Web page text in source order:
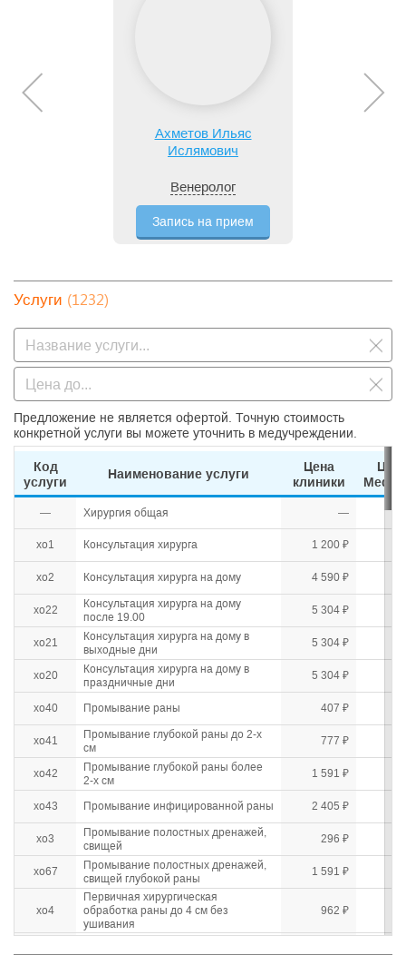
Ахметов Ильяс
Ислямович
Венеролог
Запись на прием
Услуги (1232)
Предложение не является офертой. Точную стоимость
конкретной услуги вы можете уточнить в медучреждении.
Код
услуги
Наименование услуги
Цена
клиники
— Хирургия общая —
хо1 Консультация хирурга 1 200 ₽
хо2 Консультация хирурга на дому 4 590 ₽
хо22
Консультация хирурга на дому
после 19.00
5 304 ₽
хо21
Консультация хирурга на дому в
выходные дни
5 304 ₽
хо20
Консультация хирурга на дому в
праздничные дни
5 304 ₽
хо40 Промывание раны 407 ₽
хо41
Промывание глубокой раны до 2-х
см
777 ₽
хо42
Промывание глубокой раны более
2-х см
1 591 ₽
хо43 Промывание инфицированной раны 2 405 ₽
хо3
Промывание полостных дренажей,
свищей
296 ₽
хо67
Промывание полостных дренажей,
свищей глубокой раны
1 591 ₽
хо4
Первичная хирургическая
обработка раны до 4 см без
ушивания
962 ₽